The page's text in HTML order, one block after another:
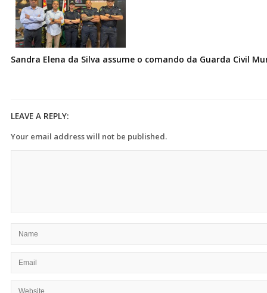
Sandra Elena da Silva assume o comando da Guarda Civil
LEAVE A REPLY:
Your email address will not be published.